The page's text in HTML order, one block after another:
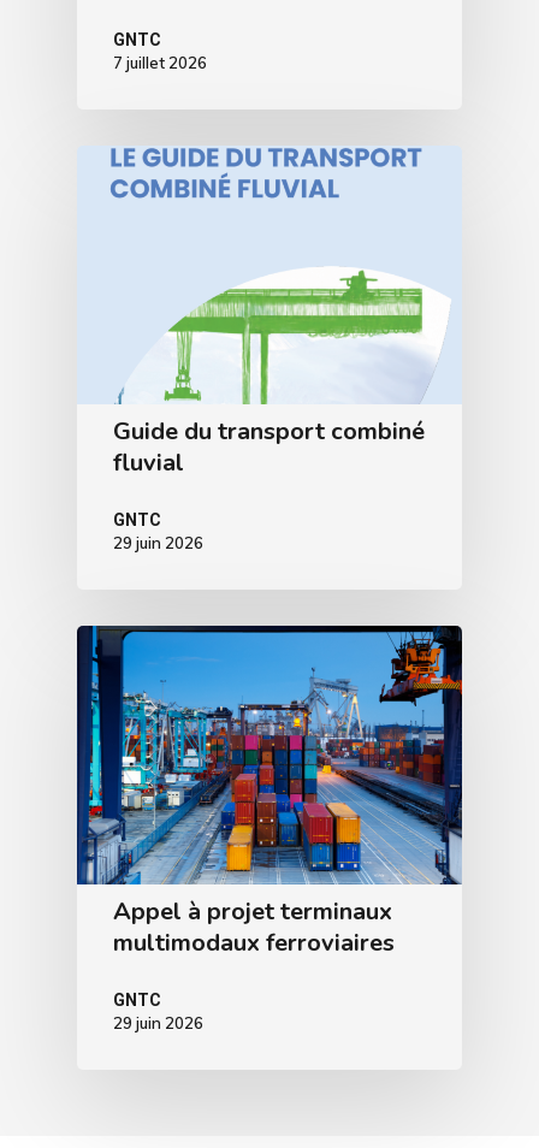
GNTC
7 juillet 2026
Guide du transport combiné
fluvial
GNTC
29 juin 2026
Appel à projet terminaux
multimodaux ferroviaires
GNTC
29 juin 2026